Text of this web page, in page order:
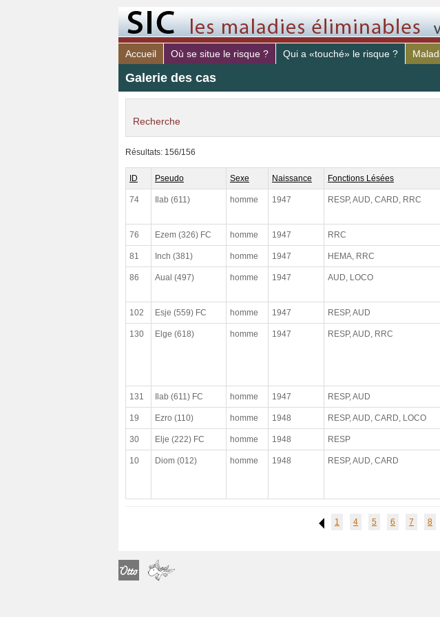
Accueil Où se situe le risque ? Qui a «touché» le risque ?
Galerie des cas
Recherche
identifiant
médecin.
sexe
Fonctions vitales lésées
risque PAR (sujet)
maladie déclarée
observations médicales
Résultats: 156/156
ID Pseudo Sexe Naissance Fonctions Lésées
74 Ilab (611) homme 1947 RESP, AUD, CARD, RRC
76 Ezem (326) FC homme 1947 RRC
81 Inch (381) homme 1947 HEMA, RRC
86 Aual (497) homme 1947 AUD, LOCO
102 Esje (559) FC homme 1947 RESP, AUD
130 Elge (618) homme 1947 RESP, AUD, RRC
131 Ilab (611) FC homme 1947 RESP, AUD
19 Ezro (110) homme 1948 RESP, AUD, CARD, LOCO
30 Elje (222) FC homme 1948 RESP
10 Diom (012) homme 1948 RESP, AUD, CARD
Previous
1 4 5 6 7 8